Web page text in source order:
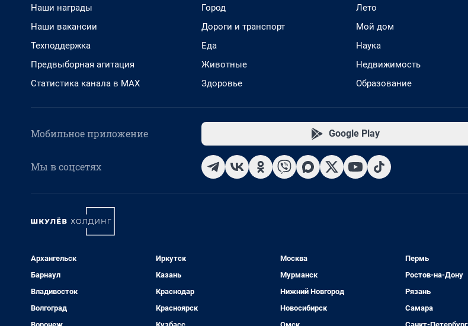
Наши награды
Наши вакансии
Техподдержка
Предвыборная агитация
Статистика канала в MAX
Город
Дороги и транспорт
Еда
Животные
Здоровье
Лето
Мой дом
Наука
Недвижимость
Образование
Мобильное приложение Google Play
Мы в соцсетях
Архангельск
Барнаул
Владивосток
Волгоград
Иркутск
Казань
Краснодар
Красноярск
Москва
Мурманск
Нижний Новгород
Новосибирск
Пермь
Ростов-на-Дону
Рязань
Самара